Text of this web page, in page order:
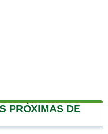
PRÓXIMAS DE